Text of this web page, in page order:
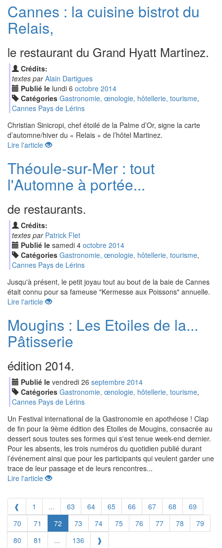
Cannes : la cuisine bistrot du
Relais,
le restaurant du Grand Hyatt Martinez.
Crédits:
textes par Alain Dartigues
Publié le lundi 6 octobre 2014
Catégories Gastronomie, œnologie, hôtellerie, tourisme,
Cannes Pays de Lérins
Christian Sinicropi, chef étoilé de la Palme d’Or, signe la carte
d’automne/hiver du « Relais » de l’hôtel Martinez.
Lire l'article
Théoule-sur-Mer : tout
l'Automne à portée...
de restaurants.
Crédits:
textes par Patrick Flet
Publié le samedi 4 octobre 2014
Catégories Gastronomie, œnologie, hôtellerie, tourisme,
Cannes Pays de Lérins
Jusqu'à présent, le petit joyau tout au bout de la baie de Cannes
était connu pour sa fameuse "Kermesse aux Poissons" annuelle.
Lire l'article
Mougins : Les Etoiles de la...
Pâtisserie
édition 2014.
Publié le vendredi 26 septembre 2014
Catégories Gastronomie, œnologie, hôtellerie, tourisme,
Cannes Pays de Lérins
Un Festival international de la Gastronomie en apothéose ! Clap
de fin pour la 9ème édition des Etoiles de Mougins, consacrée au
dessert sous toutes ses formes qui s'est tenue week-end dernier.
Pour les absents, les trois numéros du quotidien publié durant
l’événement ainsi que pour les participants qui veulent garder une
trace de leur passage et de leurs rencontres...
Lire l'article
❰ 1 ... 63 64 65 66 67 68
69
70
71 72 73 74 75 76 77 78
79
80
81 ... 136 ❱